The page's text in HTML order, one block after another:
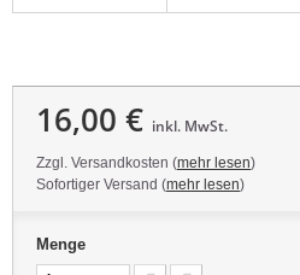
16,00 € inkl. MwSt.
Zzgl. Versandkosten (mehr lesen)
Sofortiger Versand (mehr lesen)
Menge